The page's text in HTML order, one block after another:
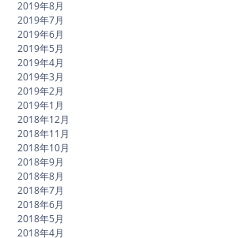
2019年8月
2019年7月
2019年6月
2019年5月
2019年4月
2019年3月
2019年2月
2019年1月
2018年12月
2018年11月
2018年10月
2018年9月
2018年8月
2018年7月
2018年6月
2018年5月
2018年4月